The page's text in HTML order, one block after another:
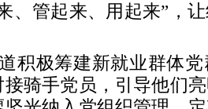
、管起来、用起来”，
积极筹建新就业群体
骑手党员，引导他们